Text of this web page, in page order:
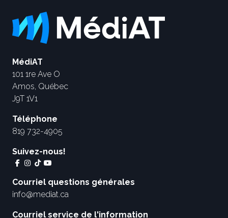
MédiAT
101 1re Ave O
Amos, Québec
J9T 1V1
Téléphone
819 732-4905
Suivez-nous!
Courriel questions générales
info@mediat.ca
Courriel service de l'information